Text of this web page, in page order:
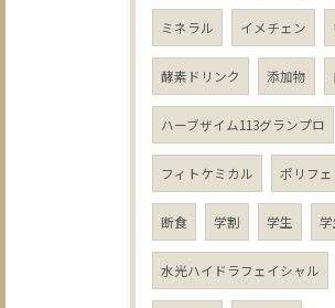
ミネラル イメチェン
酵素ドリンク 添加物
ハーブザイム113グランプロ
フィトケミカル ポリフ
断食 学割 学生
水光ハイドラフェイシャル